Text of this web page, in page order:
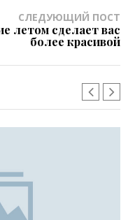
СЛЕДУЮЩИЙ ПОСТ
летом сделает вас
более красивой